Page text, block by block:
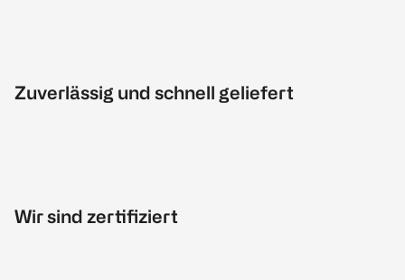
Zuverlässig und schnell geliefert
Wir sind zertifiziert